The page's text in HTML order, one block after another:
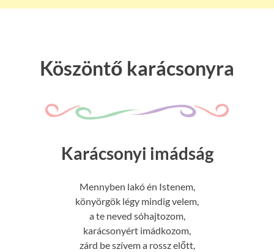
Köszöntő karácsonyra
Karácsonyi imádság
Mennyben lakó én Istenem,
könyörgök légy mindig velem,
a te neved sóhajtozom,
karácsonyért imádkozom,
zárd be szívem a rossz előtt,